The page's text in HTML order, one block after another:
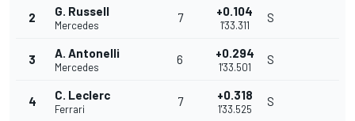
2 G. Russell
Mercedes
7 +0.104
1'33.311
S
3 A. Antonelli
Mercedes
6 +0.294
1'33.501
S
4 C. Leclerc
Ferrari
7 +0.318
1'33.525
S